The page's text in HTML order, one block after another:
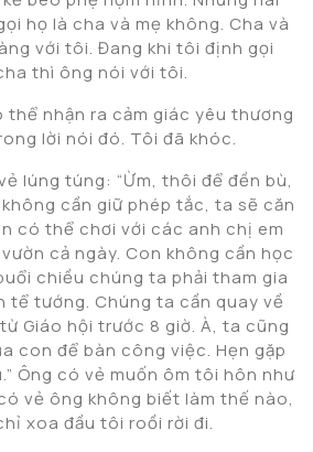
họ là cha và mẹ không. Cha và
với tôi. Đang khi tôi định gọi
thì ông nói với tôi.
thể nhận ra cảm giác yêu thương
lời nói đó. Tôi đã khóc.
lúng túng: “Ừm, thôi để đền bù,
cần giữ phép tắc, ta sẽ căn
có thể chơi với các anh chị em
cả ngày. Con không cần học
chiều chúng ta phải tham gia
tể tướng. Chúng ta cần quay về
Giáo hội trước 8 giờ. À, ta cũng
con để bàn công việc. Hẹn gặp
Ông có vẻ muốn ôm tôi hôn như
vẻ ông không biết làm thế nào,
xoa đầu tôi roồi rời đi.